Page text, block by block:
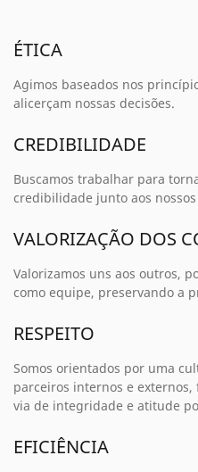
ÉTICA
Agimos baseados nos
alicerçam nossas decisões.
CREDIBILIDADE
Buscamos trabalhar para
credibilidade junto aos
VALORIZAÇÃO DOS
Valorizamos uns aos outros,
como equipe, preservando a
RESPEITO
Somos orientados por uma
parceiros internos e
via de integridade e atitude
EFICIÊNCIA